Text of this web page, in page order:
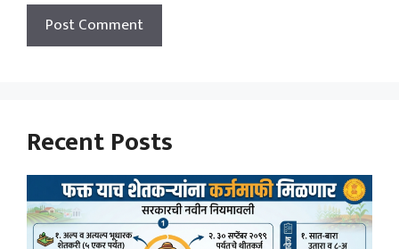
Recent Posts